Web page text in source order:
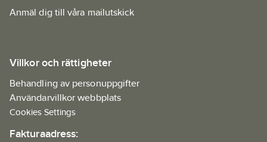
Anmäl dig till våra mailutskick
Villkor och rättigheter
Behandling av personuppgifter
Användarvillkor webbplats
Cookies Settings
Fakturaadress: